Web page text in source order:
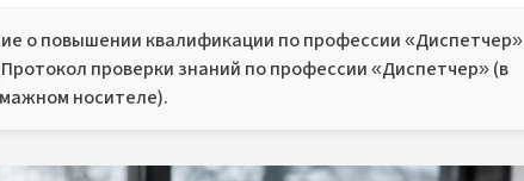
о повышении квалификации по профессии «Диспетчер»
проверки знаний по профессии «Диспетчер» (в
носителе).